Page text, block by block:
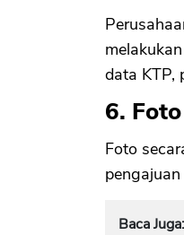
data KTP,
6.
Foto
Baca Juga: